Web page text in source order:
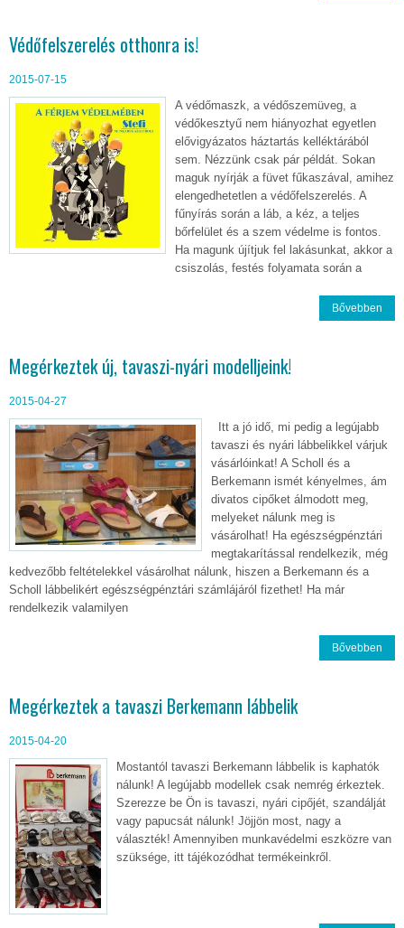
Védőfelszerelés otthonra is!
2015-07-15
A védőmaszk, a védőszemüveg, a
védőkesztyű nem hiányozhat egyetlen
elővigyázatos háztartás kelléktárából
sem. Nézzünk csak pár példát. Sokan
maguk nyírják a füvet fűkaszával, amihez
elengedhetetlen a védőfelszerelés. A
fűnyírás során a láb, a kéz, a teljes
bőrfelület és a szem védelme is fontos.
Ha magunk újítjuk fel lakásunkat, akkor a
csiszolás, festés folyamata során a
Bővebben
Megérkeztek új, tavaszi-nyári modelljeink!
2015-04-27
Itt a jó idő, mi pedig a legújabb
tavaszi és nyári lábbelikkel várjuk
vásárlóinkat! A Scholl és a
Berkemann ismét kényelmes, ám
divatos cipőket álmodott meg,
melyeket nálunk meg is
vásárolhat! Ha egészségpénztári
megtakarítással rendelkezik, még
kedvezőbb feltételekkel vásárolhat nálunk, hiszen a Berkemann és a
Scholl lábbelikért egészségpénztári számlájáról fizethet! Ha már
rendelkezik valamilyen
Bővebben
Megérkeztek a tavaszi Berkemann lábbelik
2015-04-20
Mostantól tavaszi Berkemann lábbelik is kaphatók
nálunk! A legújabb modellek csak nemrég érkeztek.
Szerezze be Ön is tavaszi, nyári cipőjét, szandálját
vagy papucsát nálunk! Jöjjön most, nagy a
választék! Amennyiben munkavédelmi eszközre van
szüksége, itt tájékozódhat termékeinkről.